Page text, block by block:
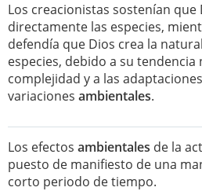
Los creacionistas sostenían que
directamente las especies,
defendía que Dios crea la
especies, debido a su tendencia
complejidad y a las
variaciones ambientales.
Los efectos ambientales de la
puesto de manifiesto de una
corto periodo de tiempo.